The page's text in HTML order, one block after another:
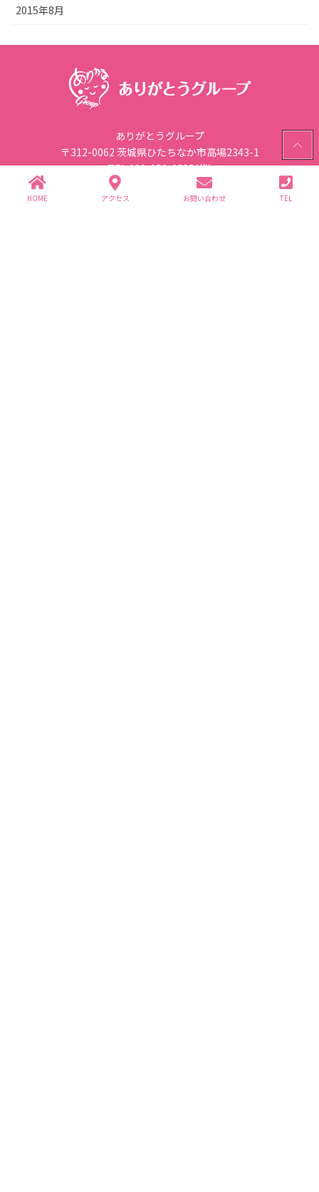
2015年8月
ありがとうグループ
〒312-0062 茨城県ひたちなか市高場2343-1
TEL.029-352-2755(代)
個人情報保護方針
HOME アクセス お問い合わせ TEL